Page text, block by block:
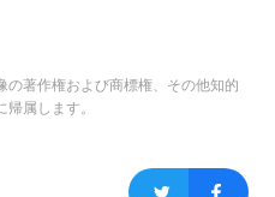
の著作権および商標権、その他知的
属します。